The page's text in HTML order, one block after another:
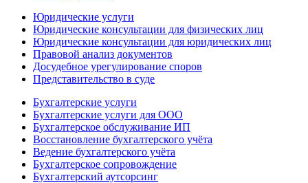
Юридические услуги
Юридические консультации для физических лиц
Юридические консультации для юридических лиц
Правовой анализ документов
Досудебное урегулирование споров
Представительство в суде
Бухгалтерские услуги
Бухгалтерские услуги для ООО
Бухгалтерское обслуживание ИП
Восстановление бухгалтерского учёта
Ведение бухгалтерского учёта
Бухгалтерское сопровождение
Бухгалтерский аутсорсинг